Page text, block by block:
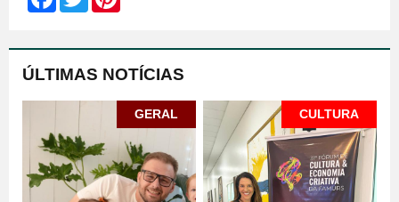
ÚLTIMAS NOTÍCIAS
GERAL CULTURA